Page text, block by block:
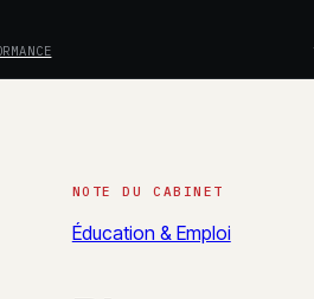
Éducation & Emploi